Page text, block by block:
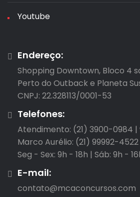
Youtube
Endereço:
Shopping Downtown, Bloco 4
Perto do Outback e Planeta
CNPJ: 22.328113/0001-53
Telefones:
Atendimento: (21) 3900-0984 |
Marco Aurélio: (21) 99992-4522
Seg - Sex: 9h - 18h | Sáb: 9h -
E-mail:
contato@mcaconcursos.com